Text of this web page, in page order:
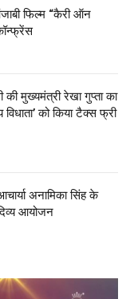
फिल्म “कैरी ऑन
मुख्यमंत्री रेखा गुप्ता का
को किया टैक्स फ्री
अनामिका सिंह के
आयोजन